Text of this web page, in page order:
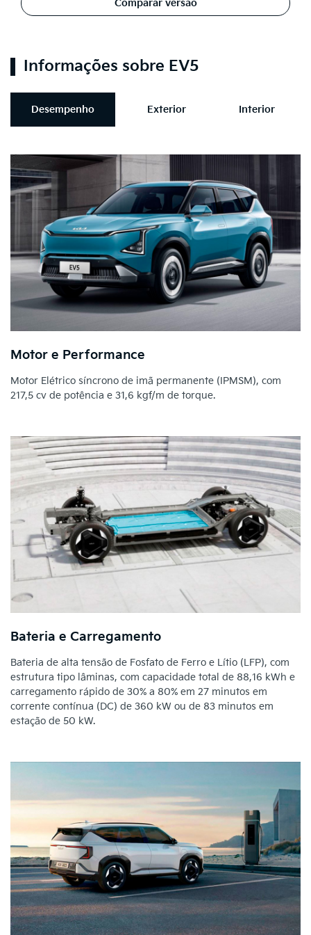
Comparar versão
Informações sobre EV5
Desempenho Exterior Interior
Motor e Performance
Motor Elétrico síncrono de imã permanente (IPMSM), com
217,5 cv de potência e 31,6 kgf/m de torque.
Bateria e Carregamento
Bateria de alta tensão de Fosfato de Ferro e Lítio (LFP), com
estrutura tipo lâminas, com capacidade total de 88,16 kWh e
carregamento rápido de 30% a 80% em 27 minutos em
corrente contínua (DC) de 360 kW ou de 83 minutos em
estação de 50 kW.